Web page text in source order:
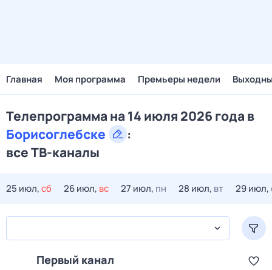
Главная Моя программа Премьеры недели
Телепрограмма на 14 июля 2026 года в
Борисоглебске
:
все ТВ-каналы
25 июл,сб 26 июл, вс 27 июл, пн 28 июл, вт 29 июл,
Первый канал